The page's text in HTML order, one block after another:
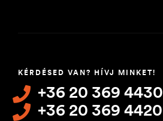
KÉRDÉSED VAN? HÍVJ MINKET!
+36 20 369 4430
+36 20 369 4420